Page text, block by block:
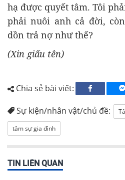
hạ được quyết tâm. Tôi
phải nuôi anh cả đời,
dồn trả nợ như thế?
(Xin giấu tên)
Chia sẻ bài viết:
Sự kiện/nhân vật/chủ đề:
tâm sự gia đình
TIN LIÊN QUAN